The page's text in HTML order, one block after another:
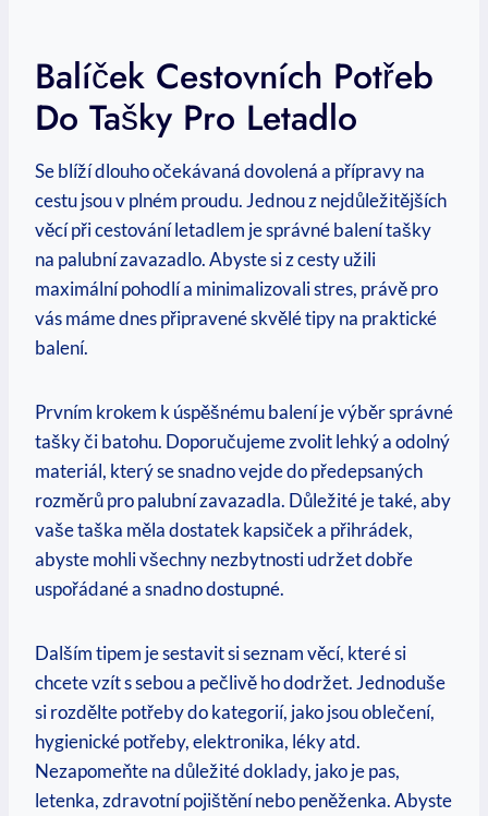
Balíček Cestovních Potřeb
Do⁤ Tašky Pro‌ Letadlo
Se blíží dlouho očekávaná dovolená⁣ a přípravy ‍na
cestu ‍jsou v plném proudu. Jednou z nejdůležitějších
věcí při cestování letadlem je správné balení tašky
na palubní zavazadlo. Abyste ⁢si z cesty užili
maximální pohodlí a ‍minimalizovali ​stres, právě‍ pro⁤
vás máme dnes ⁣připravené skvělé tipy na praktické
balení.
Prvním ‍krokem k úspěšnému balení je výběr správné
tašky či batohu. Doporučujeme zvolit lehký a odolný
materiál, ‌který se snadno vejde do‌ předepsaných
rozměrů ⁤pro palubní zavazadla. Důležité je také, aby
vaše taška měla‍ dostatek kapsiček a​ přihrádek,
abyste mohli všechny nezbytnosti udržet dobře
uspořádané‍ a snadno dostupné.
Dalším tipem je ‌sestavit si seznam věcí, které si
chcete vzít s sebou a pečlivě ho dodržet. ⁢Jednoduše
si rozdělte potřeby do kategorií,⁢ jako jsou oblečení,
hygienické potřeby, elektronika, léky ‍atd. ​
Nezapomeňte na důležité doklady, jako je pas,
letenka, zdravotní pojištění nebo peněženka. Abyste